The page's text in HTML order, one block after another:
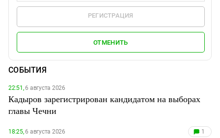
РЕГИСТРАЦИЯ
ОТМЕНИТЬ
СОБЫТИЯ
22:51,6 августа 2026
Кадыров зарегистрирован кандидатом на выборах
главы Чечни
18:25,6 августа 2026 1